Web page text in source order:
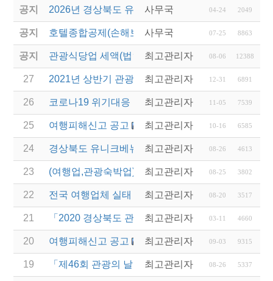
공지 2026년 경상북도 유니크베뉴를 활용한 MICE행사
사무국 04-24 2049
공지 호텔종합공제(손해보험) 서비스 안내
사무국 07-25 8863
공지 관광식당업 세액(법인세 및 소득세)감면 제도 안내
최고관리자 08-06 12388
27 2021년 상반기 관광진흥개발기금 융자 시행 안내
최고관리자 12-31 6891
26 코로나19 위기대응 관광업계 건의문 제출(2020년
최고관리자 11-05 7539
25 여행피해신고 공고 최고관리자 10-16 6585
24 경상북도 유니크베뉴를 활용한 MICE행사 개최 지원
최고관리자 08-26 4613
23 (여행업,관광숙박업)특별고용지원 업종의 고용안정
최고관리자 08-25 3802
22 전국 여행업체 실태 전수조사 조사원 모집 안내
최고관리자 08-20 3517
21 「2020 경상북도 관광 청년인턴제 사업」실시업체
최고관리자 03-11 4660
20 여행피해신고 공고 최고관리자 09-03 9315
19 「제46회 관광의 날」경상북도 관광진흥유공 표창
최고관리자 08-26 5337